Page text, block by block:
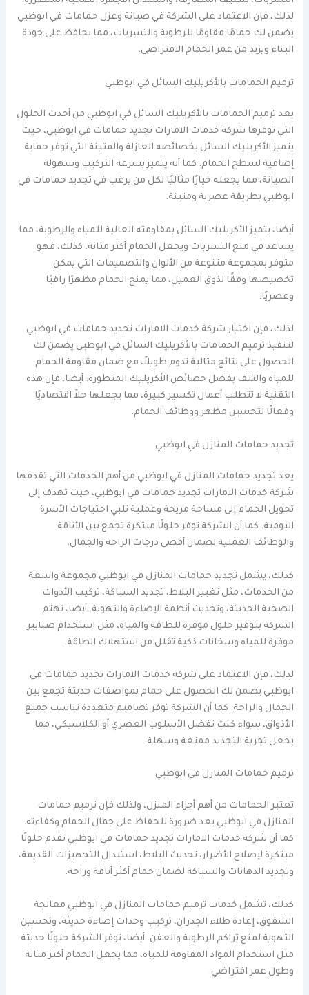
لذلك، فإن الاعتماد على الشركة في صيانة وعزل حمامات في ابوظبي
يضمن لك حمامًا مقاومًا للرطوبة والتسربات، مما يحافظ على جودة
البناء ويزيد من عمر الحمام الافتراضي.
ترميم الحمامات بالأكريليك السائل في ابوظبي
يعد ترميم الحمامات بالأكريليك السائل في ابوظبي من أحدث الحلول
التي توفرها شركة خدمات الامارات تجديد حمامات في ابوظبي، حيث
يتميز الأكريليك السائل بخصائصه العازلة والمتينة التي توفر حماية
إضافية لسطح الحمام. كما أنه يتميز بسرعة التركيب وسهولة
الصيانة، مما يجعله خيارًا مثاليًا لكل من يرغب في تجديد حمامات في
ابوظبي بطريقة عصرية ومتينة.
أيضا، يتميز الأكريليك السائل بمقاومته العالية للمياه والرطوبة، مما
يساعد في منع التسربات ويجعل الحمام أكثر متانة. كذلك، فهو
متوفر بمجموعة متنوعة من الألوان والتصميمات التي يمكن
تخصيصها وفقًا لذوق العميل، مما يمنح الحمام مظهرًا راقيًا
وعصريًا.
لذلك، فإن اختيار شركة خدمات الامارات تجديد حمامات في ابوظبي
لتنفيذ ترميم الحمامات بالأكريليك السائل في ابوظبي يضمن لك
الحصول على نتائج مثالية تدوم طويلاً، مع ضمان مقاومة الحمام
للمياه والتلف بفضل خصائص الأكريليك المتطورة. أيضا، فإن هذه
التقنية لا تتطلب أعمال تكسير كبيرة، مما يجعلها حلاً اقتصاديًا
وفعالًا لتحسين مظهر ووظائف الحمام.
تجديد حمامات المنازل في ابوظبي
يعد تجديد حمامات المنازل في ابوظبي من أهم الخدمات التي تقدمها
شركة خدمات الامارات تجديد حمامات في ابوظبي، حيث تهدف إلى
تحويل الحمام إلى مساحة مريحة وعملية تلبي احتياجات الأسرة
اليومية. كما أن الشركة توفر حلولًا مبتكرة تجمع بين الأناقة
والوظائف العملية لضمان أقصى درجات الراحة والجمال.
كذلك، يشمل تجديد حمامات المنازل في ابوظبي مجموعة واسعة
من الخدمات، مثل تغيير البلاط، تجديد السباكة، تركيب الأدوات
الصحية الحديثة، وتحديث أنظمة الإضاءة والتهوية. أيضا، تهتم
الشركة بتوفير حلول موفرة للطاقة والمياه، مثل استخدام صنابير
موفرة للمياه وسخانات ذكية تقلل من استهلاك الطاقة.
لذلك، فإن الاعتماد على شركة خدمات الامارات تجديد حمامات في
ابوظبي يضمن لك الحصول على حمام بمواصفات حديثة تجمع بين
الجمال والراحة. كما أن الشركة توفر تصاميم متعددة تناسب جميع
الأذواق، سواء كنت تفضل الأسلوب العصري أو الكلاسيكي، مما
يجعل تجربة التجديد ممتعة وسهلة.
ترميم حمامات المنازل في ابوظبي
تعتبر الحمامات من أهم أجزاء المنزل، ولذلك فإن ترميم حمامات
المنازل في ابوظبي يعد ضرورة للحفاظ على جمال الحمام وكفاءته.
كما أن شركة خدمات الامارات تجديد حمامات في ابوظبي تقدم حلولًا
مبتكرة لإصلاح الأضرار، تحديث البلاط، استبدال التجهيزات القديمة،
وتجديد الدهانات والسباكة لضمان حمام أكثر أناقة وراحة.
كذلك، تشمل خدمات ترميم حمامات المنازل في ابوظبي معالجة
الشقوق، إعادة طلاء الجدران، تركيب وحدات إضاءة حديثة، وتحسين
التهوية لمنع تراكم الرطوبة والعفن. أيضا، توفر الشركة حلولًا حديثة
مثل استخدام المواد المقاومة للمياه، مما يجعل الحمام أكثر متانة
وطول عمر افتراضي.